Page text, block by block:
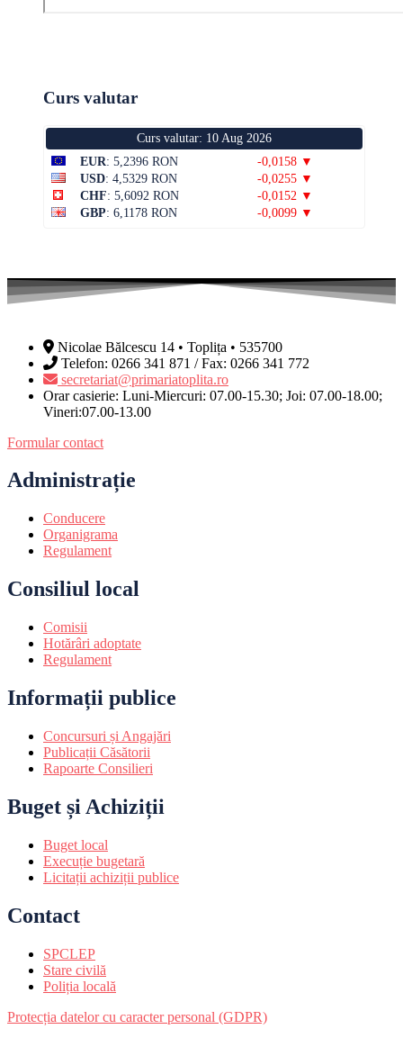
Curs valutar
Curs valutar: 10 Aug 2026
EUR: 5,2396 RON
-0,0158 ▼
USD: 4,5329 RON
-0,0255 ▼
CHF: 5,6092 RON
-0,0152 ▼
GBP: 6,1178 RON -0,0099 ▼
Nicolae Bălcescu 14 • Toplița • 535700
Telefon: 0266 341 871 / Fax: 0266 341 772
secretariat@primariatoplita.ro
Orar casierie: Luni-Miercuri: 07.00-15.30; Joi: 07.00-18.00;
Vineri:07.00-13.00
Formular contact
Administrație
Conducere
Organigrama
Regulament
Consiliul local
Comisii
Hotărâri adoptate
Regulament
Informații publice
Concursuri și Angajări
Publicații Căsătorii
Rapoarte Consilieri
Buget și Achiziții
Buget local
Execuție bugetară
Licitații achiziții publice
Contact
SPCLEP
Stare civilă
Poliția locală
Protecția datelor cu caracter personal (GDPR)